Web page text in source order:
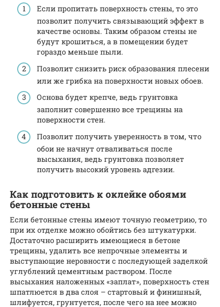
Если пропитать поверхность стены, то это
позволит получить связывающий эффект в
качестве основы. Таким образом стены не
будут крошиться, а в помещении будет
гораздо меньше пыли.
Позволит снизить риск образования плесени
или же грибка на поверхности новых обоев.
Основа будет крепче, ведь грунтовка
заполнит совершенно все трещины на
поверхности стен.
Позволит получить уверенность в том, что
обои не начнут отваливаться после
высыхания, ведь грунтовка позволяет
получить высокий уровень адгезии.
Как подготовить к оклейке обоями
бетонные стены
Если бетонные стены имеют точную геометрию, то
при их отделке можно обойтись без штукатурки.
Достаточно расширить имеющиеся в бетоне
трещины, удалить все непрочные элементы и
выступающие неровности с последующей заделкой
углублений цементным раствором. После
высыхания наложенных «заплат», поверхность стен
шпатлюется в два слоя – стартовый и финишный,
шлифуется, грунтуется, после чего на нее можно